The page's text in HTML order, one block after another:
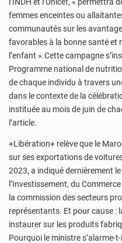
l’INDH et l’Unicef, « permettra
femmes enceintes ou
communautés sur les
favorables à la bonne santé et
l’enfant ».Cette campagne
Programme national de
de chaque individu à travers
dans le contexte de la
instituée au mois de juin de
l’article.
+Libération+ relève que le
sur ses exportations de
2023, a indiqué dernièrement
l’Investissement, du
la commission des secteurs
représentants. Et pour cause :
instaurer sur les produits
Pourquoi le ministre s’alarme-